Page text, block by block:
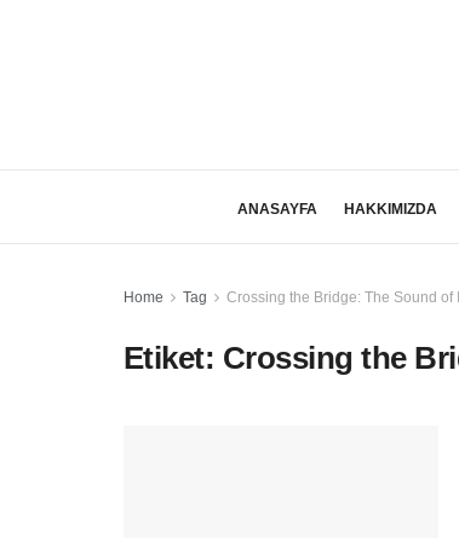
ANASAYFA HAKKIMIZDA
Home Tag Crossing the Bridge: The Sound of
Etiket: Crossing the